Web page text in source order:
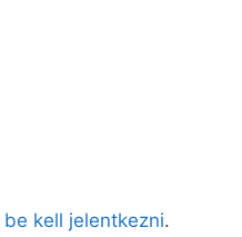
be kell jelentkezni.